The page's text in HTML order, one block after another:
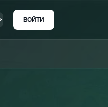
ВОЙТИ